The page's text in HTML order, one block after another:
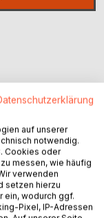
die
fabelfrohen
auf unserer
notwendig.
Cookies oder
messen, wie häufig
verwenden
setzen hierzu
ein, wodurch ggf.
Pixel, IP-Adressen